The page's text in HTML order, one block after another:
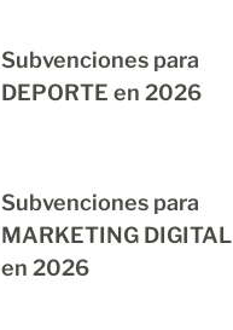
Subvenciones para
DEPORTE en 2026
Subvenciones para
MARKETING DIGITAL
en 2026